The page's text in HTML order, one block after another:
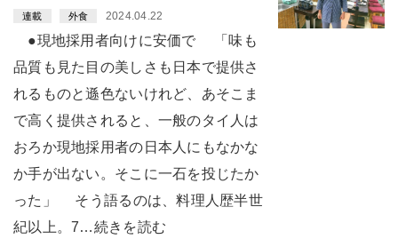
連載 外食 2024.04.22
●現地採用者向けに安価で 「味も
品質も見た目の美しさも日本で提供さ
れるものと遜色ないけれど、あそこま
で高く提供されると、一般のタイ人は
おろか現地採用者の日本人にもなかな
か手が出ない。そこに一石を投じたか
った」 そう語るのは、料理人歴半世
紀以上。7…続きを読む